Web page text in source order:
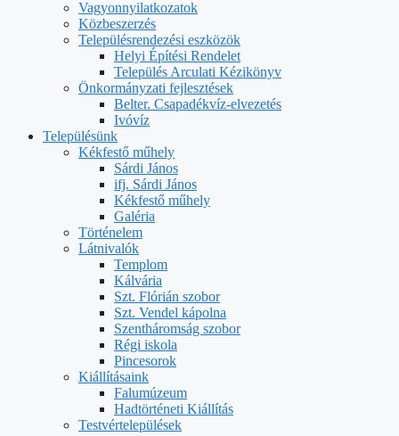
Vagyonnyilatkozatok
Közbeszerzés
Településrendezési eszközök
Helyi Építési Rendelet
Település Arculati Kézikönyv
Önkormányzati fejlesztések
Belter. Csapadékvíz-elvezetés
Ivóvíz
Településünk
Kékfestő műhely
Sárdi János
ifj. Sárdi János
Kékfestő műhely
Galéria
Történelem
Látnivalók
Templom
Kálvária
Szt. Flórián szobor
Szt. Vendel kápolna
Szentháromság szobor
Régi iskola
Pincesorok
Kiállításaink
Falumúzeum
Hadtörténeti Kiállítás
Testvértelepülések